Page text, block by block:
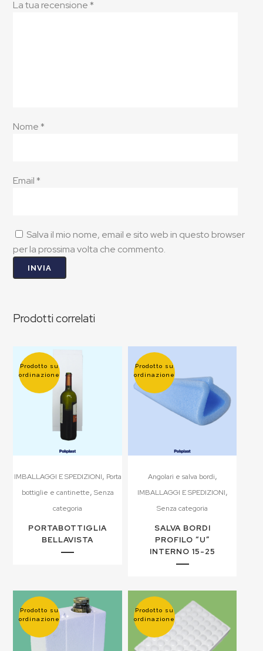
stella
stelle
stelle
su 5
5
La tua recensione*
Nome*
Email*
Salva il mio nome, email e sito web in questo browser
per la prossima volta che commento.
Prodotti correlati
Prodotto su
ordinazione
IMBALLAGGI E SPEDIZIONI, Porta
bottiglie e cantinette, Senza
categoria
PORTABOTTIGLIA
BELLAVISTA
Prodotto su
ordinazione
Angolari e salva bordi,
IMBALLAGGI E SPEDIZIONI,
Senza categoria
SALVA BORDI
PROFILO “U”
INTERNO 15-25
Prodotto su
ordinazione
Prodotto su
ordinazione